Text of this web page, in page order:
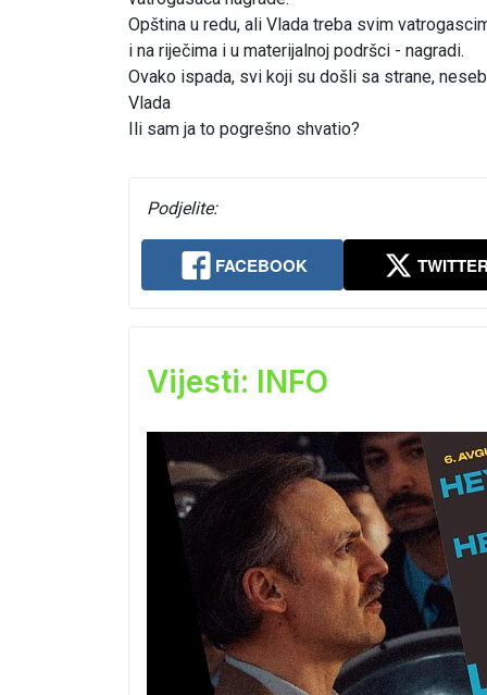
Opština u redu, ali Vlada treba svim
i na riječima i u materijalnoj podršci - nagradi.
Ovako ispada, svi koji su došli sa strane,
Vlada
Ili sam ja to pogrešno shvatio?
Podjelite:
FACEBOOK TWITTER
Vijesti: INFO